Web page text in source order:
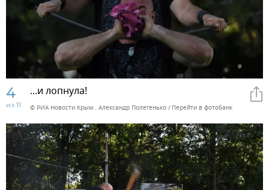
4
из 11
...и лопнула!
© РИА Новости Крым . Александр Полегенько Перейти в фотобанк